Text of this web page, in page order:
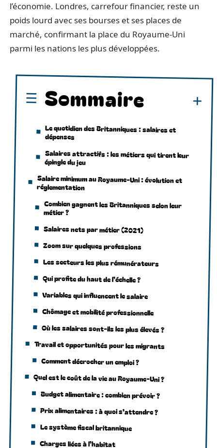
l’économie. Londres, carrefour financier, reste un
poids lourd avec ses bourses et ses places de
marché, confirmant la place du Royaume-Uni
parmi les nations les plus développées.
Sommaire
Le quotidien des Britanniques : salaires et
dépenses
Salaires attractifs : les métiers qui tirent leur
épingle du jeu
Salaire minimum au Royaume-Uni : évolution et
réglementation
Combien gagnent les Britanniques selon leur
métier ?
Salaires nets par métier (2021)
Zoom sur quelques professions
Les secteurs les plus rémunérateurs
Qui profite du haut de l’échelle ?
Variables qui influencent le salaire
Chômage et mobilité professionnelle
Où les salaires sont-ils les plus élevés ?
Travail et opportunités pour les migrants
Comment décrocher un emploi ?
Quel est le coût de la vie au Royaume-Uni ?
Budget alimentaire : combien prévoir ?
Prix alimentaires : à quoi s’attendre ?
Le système fiscal britannique
Charges liées à l’habitat